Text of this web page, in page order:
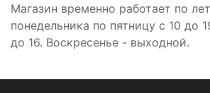
Магазин временно работает по
понедельника по пятницу с 10 до
до 16. Воскресенье - выходной.